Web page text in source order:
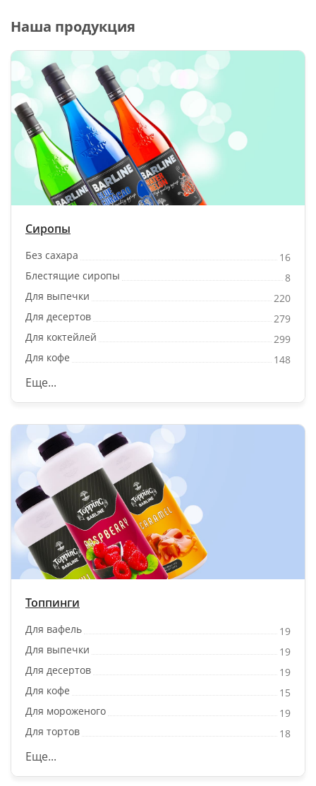
Наша продукция
Сиропы
Без сахара
16
Блестящие сиропы
8
Для выпечки
220
Для десертов
279
Для коктейлей
299
Для кофе
148
Еще...
Топпинги
Для вафель
19
Для выпечки
19
Для десертов
19
Для кофе
15
Для мороженого
19
Для тортов
18
Еще...